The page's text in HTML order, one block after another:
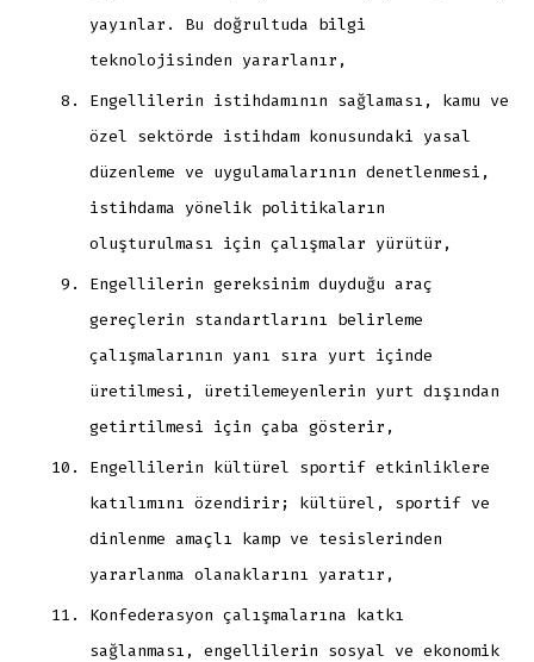
yayınlar. Bu doğrultuda bilgi
teknolojisinden yararlanır,
Engellilerin istihdamının sağlaması, kamu ve
özel sektörde istihdam konusundaki yasal
düzenleme ve uygulamalarının denetlenmesi,
istihdama yönelik politikaların
oluşturulması için çalışmalar yürütür,
Engellilerin gereksinim duyduğu araç
gereçlerin standartlarını belirleme
çalışmalarının yanı sıra yurt içinde
üretilmesi, üretilemeyenlerin yurt dışından
getirtilmesi için çaba gösterir,
Engellilerin kültürel sportif etkinliklere
katılımını özendirir; kültürel, sportif ve
dinlenme amaçlı kamp ve tesislerinden
yararlanma olanaklarını yaratır,
Konfederasyon çalışmalarına katkı
sağlanması, engellilerin sosyal ve ekonomik